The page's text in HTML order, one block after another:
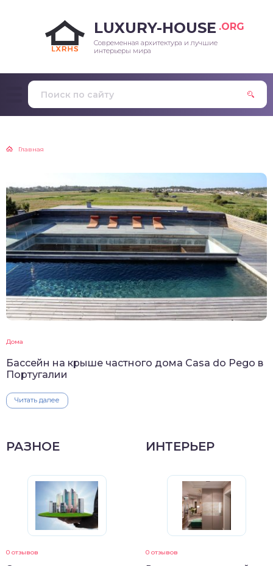
LUXURY-HOUSE .ORG
Современная архитектура и лучшие
интерьеры мира
Главная
Дома
Бассейн на крыше частного дома Casa do Pego в
Португалии
Читать далее
РАЗНОЕ
0 отзывов
ИНТЕРЬЕР
0 отзывов